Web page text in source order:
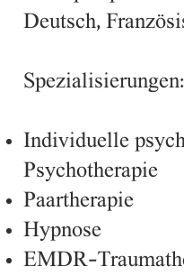
Deutsch, Franzö
Spezialisierungen:
Individuelle
Psychotherapie
Paartherapie
Hypnose
EMDR-